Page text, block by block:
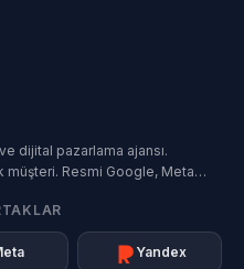
dijital pazarlama ajansı.
müşteri. Resmi Google, Meta
Yandex